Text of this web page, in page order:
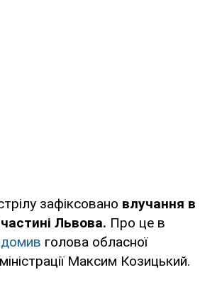
зафіксовано влучання в
Львова. Про це в
голова обласної
Максим Козицький.